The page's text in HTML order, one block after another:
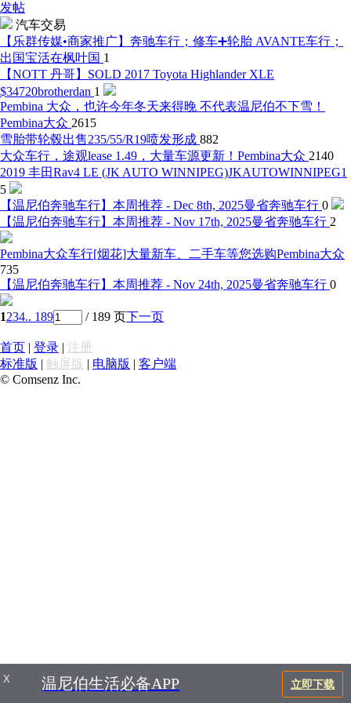
发帖
汽车交易
【乐群传媒•商家推广】奔驰车行；修车➕轮胎 AVANTE车行；
出国宝活在枫叶国 1
【NOTT 丹哥】SOLD 2017 Toyota Highlander XLE
$34720brotherdan 1
Pembina 大众，也许今年冬天来得晚 不代表温尼伯不下雪！
Pembina大众 2615
雪胎带轮毂出售235/55/R19喷发形成 882
大众车行，途观lease 1.49，大量车源更新！ Pembina大众 2140
2019 丰田Rav4 LE (JK AUTO WINNIPEG)JKAUTOWINNIPEG1
5
【温尼伯奔驰车行】本周推荐 - Dec 8th, 2025曼省奔驰车行 0
【温尼伯奔驰车行】本周推荐 - Nov 17th, 2025曼省奔驰车行 2
Pembina大众车行[烟花]大量新车、二手车等您选购Pembina大众
735
【温尼伯奔驰车行】本周推荐 - Nov 24th, 2025曼省奔驰车行 0
1234.. 189 / 189 页下一页
首页 | 登录 | 注册
标准版 | 触屏版 | 电脑版 | 客户端
© Comsenz Inc.
X 温尼伯生活必备APP 立即下载